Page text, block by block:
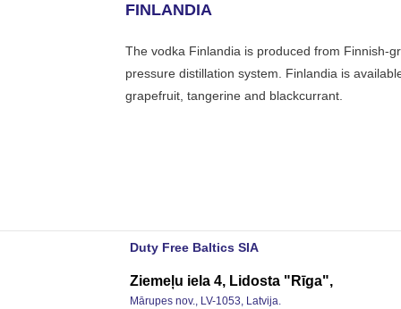
FINLANDIA
The vodka Finlandia is produced from Finnish-
pressure distillation system. Finlandia is
grapefruit, tangerine and blackcurrant.
Duty Free Baltics SIA
Ziemeļu iela 4, Lidosta "Rīga",
Mārupes nov., LV-1053, Latvija.